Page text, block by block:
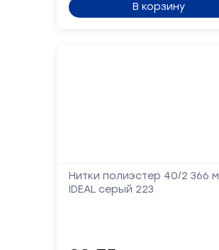
В корзину
Нитки полиэстер 40/2 366 м
IDEAL серый 223